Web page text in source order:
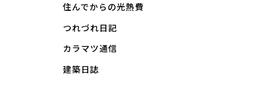
住んでからの光熱費
つれづれ日記
カラマツ通信
建築日誌